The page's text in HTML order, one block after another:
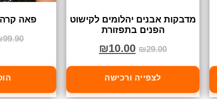
מדבקות אבנים יהלומים לקישוט
הפנים בתפזורת
₪29.00
₪10.00
לצפייה ורכישה
פאה קרה
99.90